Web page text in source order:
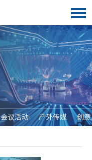
会议活动 户外传媒 创